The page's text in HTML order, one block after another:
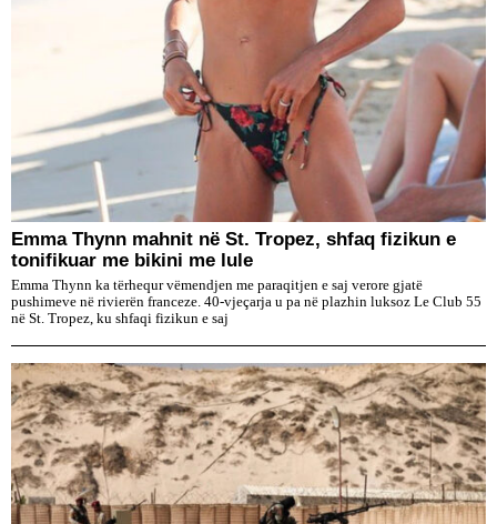
Emma Thynn mahnit në St. Tropez, shfaq fizikun e
tonifikuar me bikini me lule
Emma Thynn ka tërhequr vëmendjen me paraqitjen e saj verore gjatë
pushimeve në rivierën franceze. 40-vjeçarja u pa në plazhin luksoz Le Club 55
në St. Tropez, ku shfaqi fizikun e saj